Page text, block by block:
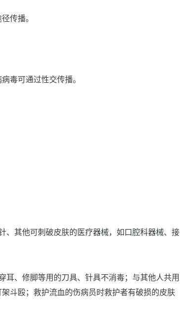
传播。
毒可通过性交传播。
、其他可刺破皮肤的医疗器械，如口腔科器械、接
耳、修脚等用的刀具、针具不消毒；与其他人共用
斗殴；救护流血的伤病员时救护者有破损的皮肤